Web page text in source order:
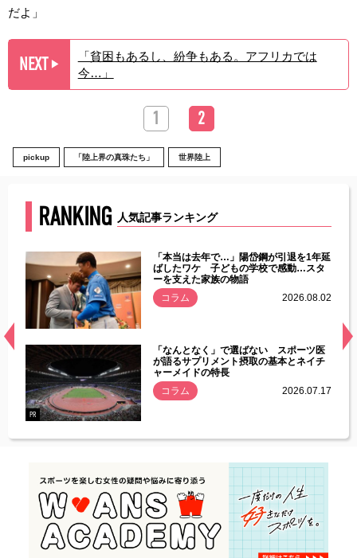
だよ」
NEXT ▶︎
「貧困もあるし、紛争もある。アフリカでは
今…」
1 2
pickup 「陸上界の真珠たち」 世界陸上
RANKING 人気記事ランキング
常
「本当は去年で…」陽岱鋼が引退を1年延
ばしたワケ 子どもの学校で感動…スタ
ーを支えた家族の物語
コラム
2026.08.02
PR
「なんとなく」で選ばない スポーツ医
が語るサプリメント摂取の基本とネイチ
ャーメイドの特長
コラム
2026.07.17